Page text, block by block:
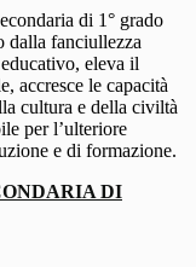
di 1° grado
dalla fanciullezza
eleva il
accresce le capacità
cultura e della civiltà
per l’ulteriore
e di formazione.
DI